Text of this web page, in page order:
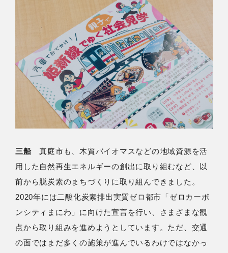
三船真庭市も、木質バイオマスなどの地域資源を活
用した自然再生エネルギーの創出に取り組むなど、以
前から脱炭素のまちづくりに取り組んできました。
2020年には二酸化炭素排出実質ゼロ都市「ゼロカーボ
ンシティまにわ」に向けた宣言を行い、さまざまな観
点から取り組みを進めようとしています。ただ、交通
の面ではまだ多くの施策が進んでいるわけではなかっ